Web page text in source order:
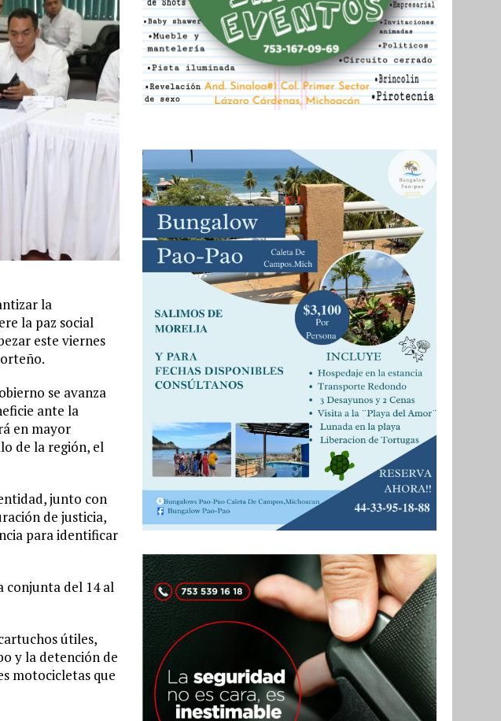
la
la paz social
este viernes
se avanza
ante la
en mayor
de la región, el
junto con
de justicia,
para identificar
conjunta del 14 al
útiles,
y la detención de
motocicletas que